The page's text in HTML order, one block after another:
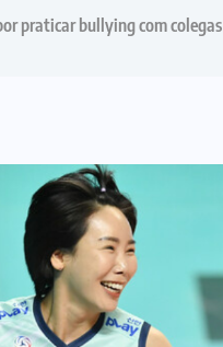
praticar bullying com colegas